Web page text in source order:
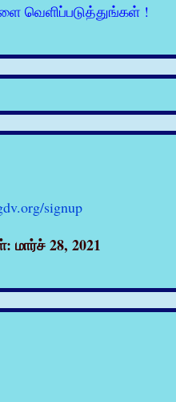
வெளிப்படுத்துங்கள் !
signup
மார்ச் 28, 2021